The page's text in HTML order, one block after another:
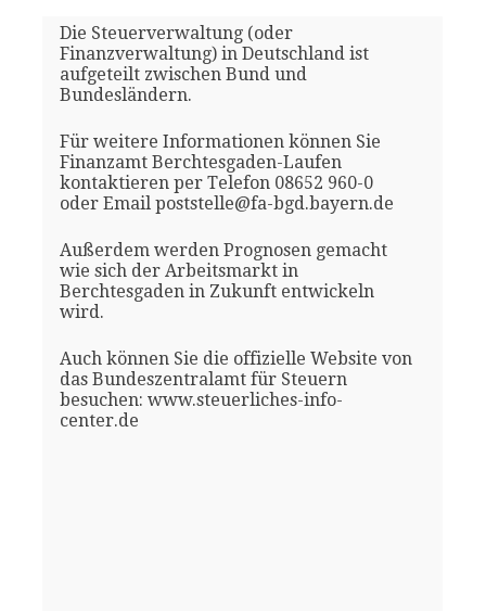
Die Steuerverwaltung (oder
Finanzverwaltung) in Deutschland ist
aufgeteilt zwischen Bund und
Bundesländern.
Für weitere Informationen können Sie
Finanzamt Berchtesgaden-Laufen
kontaktieren per Telefon 08652 960-0
oder Email poststelle@fa-bgd.bayern.de
Außerdem werden Prognosen gemacht
wie sich der Arbeitsmarkt in
Berchtesgaden in Zukunft entwickeln
wird.
Auch können Sie die offizielle Website von
das Bundeszentralamt für Steuern
besuchen: www.steuerliches-info-
center.de